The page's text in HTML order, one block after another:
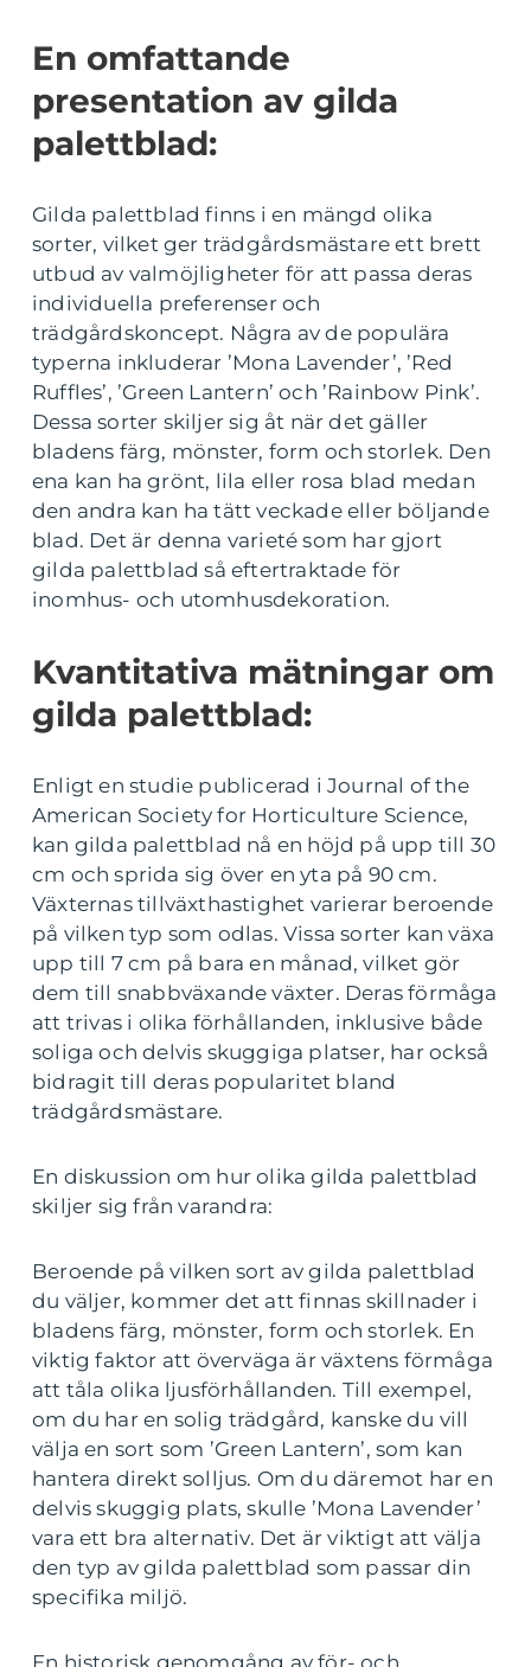
En omfattande
presentation av gilda
palettblad:
Gilda palettblad finns i en mängd olika
sorter, vilket ger trädgårdsmästare ett brett
utbud av valmöjligheter för att passa deras
individuella preferenser och
trädgårdskoncept. Några av de populära
typerna inkluderar ’Mona Lavender’, ’Red
Ruffles’, ’Green Lantern’ och ’Rainbow Pink’.
Dessa sorter skiljer sig åt när det gäller
bladens färg, mönster, form och storlek. Den
ena kan ha grönt, lila eller rosa blad medan
den andra kan ha tätt veckade eller böljande
blad. Det är denna varieté som har gjort
gilda palettblad så eftertraktade för
inomhus- och utomhusdekoration.
Kvantitativa mätningar om
gilda palettblad:
Enligt en studie publicerad i Journal of the
American Society for Horticulture Science,
kan gilda palettblad nå en höjd på upp till 30
cm och sprida sig över en yta på 90 cm.
Växternas tillväxthastighet varierar beroende
på vilken typ som odlas. Vissa sorter kan växa
upp till 7 cm på bara en månad, vilket gör
dem till snabbväxande växter. Deras förmåga
att trivas i olika förhållanden, inklusive både
soliga och delvis skuggiga platser, har också
bidragit till deras popularitet bland
trädgårdsmästare.
En diskussion om hur olika gilda palettblad
skiljer sig från varandra:
Beroende på vilken sort av gilda palettblad
du väljer, kommer det att finnas skillnader i
bladens färg, mönster, form och storlek. En
viktig faktor att överväga är växtens förmåga
att tåla olika ljusförhållanden. Till exempel,
om du har en solig trädgård, kanske du vill
välja en sort som ’Green Lantern’, som kan
hantera direkt solljus. Om du däremot har en
delvis skuggig plats, skulle ’Mona Lavender’
vara ett bra alternativ. Det är viktigt att välja
den typ av gilda palettblad som passar din
specifika miljö.